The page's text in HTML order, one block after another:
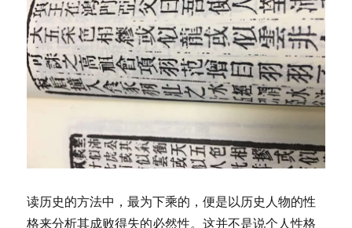
读历史的方法中，最为下乘的，便是以历史人物的性
格来分析其成败得失的必然性。这并不是说个人性格